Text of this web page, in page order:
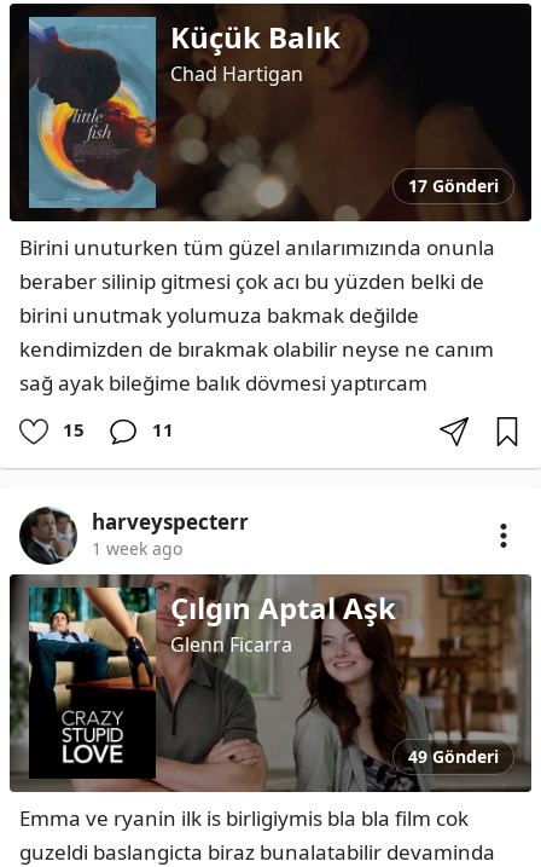
Küçük Balık
Chad Hartigan
17 Gönderi
Birini unuturken tüm güzel anılarımızında onunla
beraber silinip gitmesi çok acı bu yüzden belki de
birini unutmak yolumuza bakmak değilde
kendimizden de bırakmak olabilir neyse ne canım
sağ ayak bileğime balık dövmesi yaptırcam
15 11
harveyspecterr
1 week ago
Çılgın Aptal Aşk
Glenn Ficarra
49 Gönderi
Emma ve ryanin ilk is birligiymis bla bla film cok
guzeldi baslangicta biraz bunalatabilir devaminda